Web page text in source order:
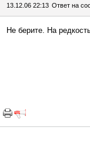
13.12.06 22:13 Ответ на
Не берите. На